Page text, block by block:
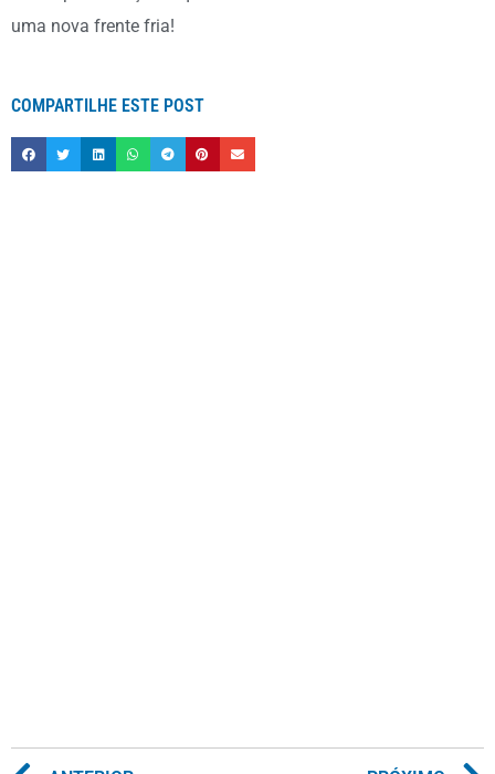
uma nova frente fria!
COMPARTILHE ESTE POST